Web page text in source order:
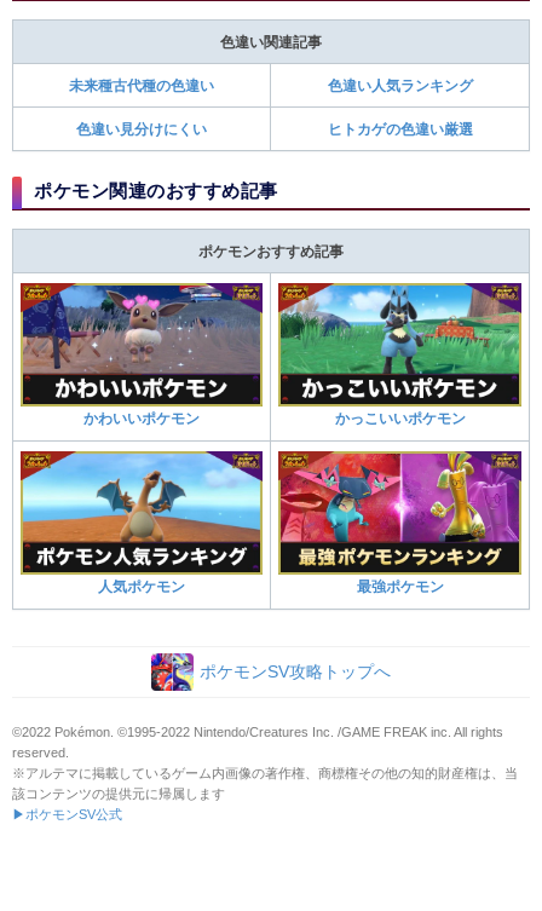
色違い関連記事
未来種古代種の色違い 色違い人気ランキング
色違い見分けにくい ヒトカゲの色違い厳選
ポケモン関連のおすすめ記事
ポケモンおすすめ記事
かわいいポケモン かっこいいポケモン
人気ポケモン 最強ポケモン
ポケモンSV攻略トップへ
©2022 Pokémon. ©1995-2022 Nintendo/Creatures Inc. /GAME FREAK inc. All rights
reserved.
※アルテマに掲載しているゲーム内画像の著作権、商標権その他の知的財産権は、当
該コンテンツの提供元に帰属します
▶ポケモンSV公式